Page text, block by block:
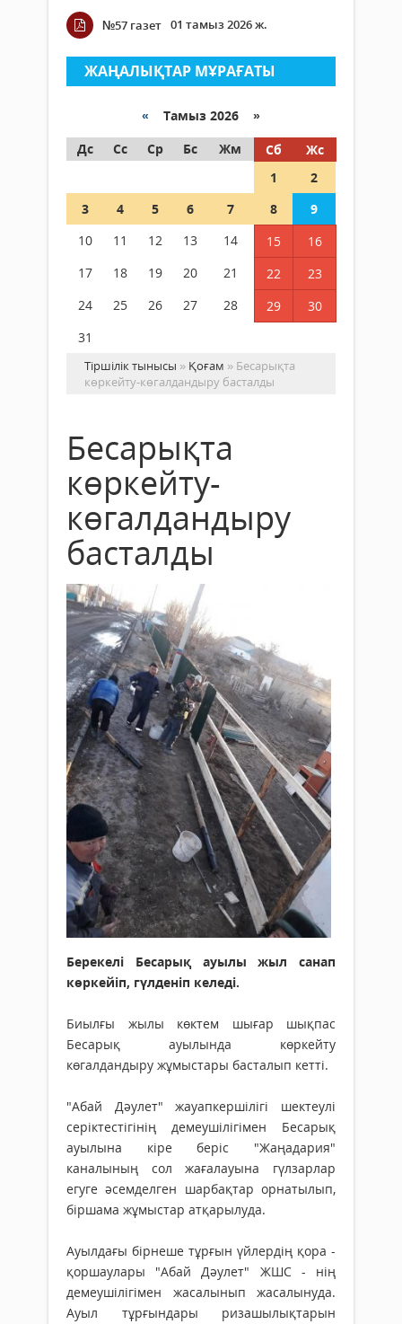
№57 газет 01 тамыз 2026 ж.
ЖАҢАЛЫҚТАР МҰРАҒАТЫ
« Тамыз 2026 »
Дс
Сс Ср Бс Жм Сб
Жс
1
2
3
4 5 6 7 8
9
10
11 12 13 14 15
16
17
18 19 20 21 22
23
24
25 26 27 28 29
30
31
Тіршілік тынысы » Қоғам » Бесарықта
көркейту-көгалдандыру басталды
Бесарықта
көркейту-
көгалдандыру
басталды
Берекелі Бесарық ауылы жыл санап
көркейіп, гүлденіп келеді.
Биылғы жылы көктем шығар шықпас
Бесарық ауылында көркейту
көгалдандыру жұмыстары басталып кетті.
"Абай Дәулет" жауапкершілігі шектеулі
серіктестігінің демеушілігімен Бесарық
ауылына кіре беріс "Жаңадария"
каналының сол жағалауына гүлзарлар
егуге әсемделген шарбақтар орнатылып,
біршама жұмыстар атқарылуда.
Ауылдағы бірнеше тұрғын үйлердің қора -
қоршаулары "Абай Дәулет" ЖШС - нің
демеушілігімен жасалынып жасалынуда.
Ауыл тұрғындары ризашылықтарын